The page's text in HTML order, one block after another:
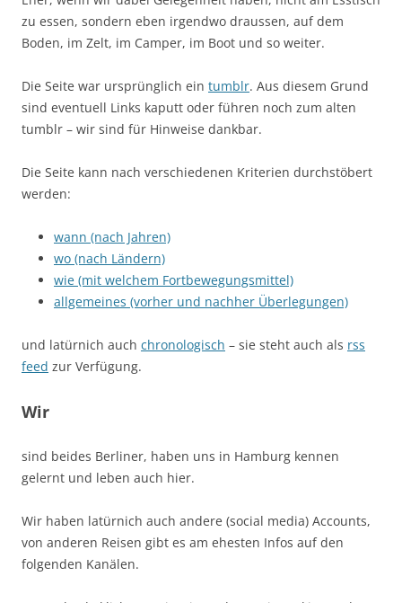
zu essen, sondern eben irgendwo draussen, auf dem
Boden, im Zelt, im Camper, im Boot und so weiter.
Die Seite war ursprünglich ein tumblr. Aus diesem Grund
sind eventuell Links kaputt oder führen noch zum alten
tumblr – wir sind für Hinweise dankbar.
Die Seite kann nach verschiedenen Kriterien durchstöbert
werden:
wann (nach Jahren)
wo (nach Ländern)
wie (mit welchem Fortbewegungsmittel)
allgemeines (vorher und nachher Überlegungen)
und latürnich auch chronologisch – sie steht auch als rss
feed zur Verfügung.
Wir
sind beides Berliner, haben uns in Hamburg kennen
gelernt und leben auch hier.
Wir haben latürnich auch andere (social media) Accounts,
von anderen Reisen gibt es am ehesten Infos auf den
folgenden Kanälen.